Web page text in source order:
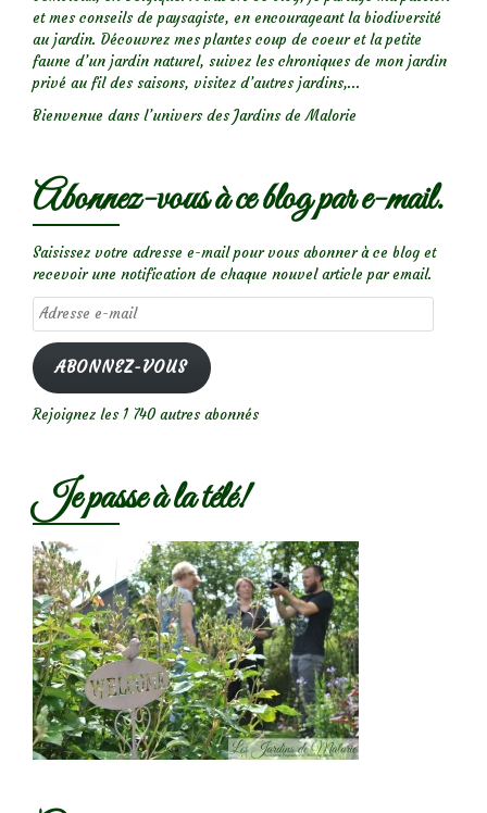
et mes conseils de paysagiste, en encourageant la biodiversité
au jardin. Découvrez mes plantes coup de coeur et la petite
faune d’un jardin naturel, suivez les chroniques de mon jardin
privé au fil des saisons, visitez d’autres jardins,...
Bienvenue dans l’univers des Jardins de Malorie
Abonnez-vous à ce blog par e-mail.
Saisissez votre adresse e-mail pour vous abonner à ce blog et
recevoir une notification de chaque nouvel article par email.
Adresse
e-
mail
ABONNEZ-VOUS
Rejoignez les 1 740 autres abonnés
Je passe à la télé!